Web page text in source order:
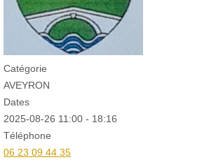
Catégorie
AVEYRON
Dates
2025-08-26 11:00 - 18:16
Téléphone
06 23 09 44 35